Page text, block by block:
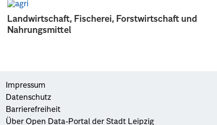
Landwirtschaft, Fischerei, Forstwirtschaft und
Nahrungsmittel
Impressum
Datenschutz
Barrierefreiheit
Über Open Data-Portal der Stadt Leipzig